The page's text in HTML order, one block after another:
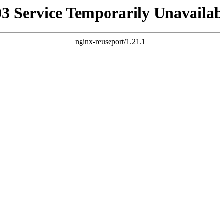
Service Temporarily
nginx-reuseport/1.21.1